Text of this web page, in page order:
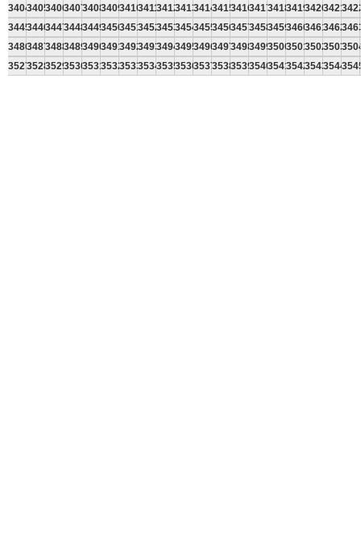
340434053406340734083409341034113412341334143415341634173418341934203421
344534463447344834493450345134523453345434553456345734583459346034613462
348634873488348934903491349234933494349534963497349834993500350135023503
352735283529353035313532353335343535353635373538353935403541354235433544